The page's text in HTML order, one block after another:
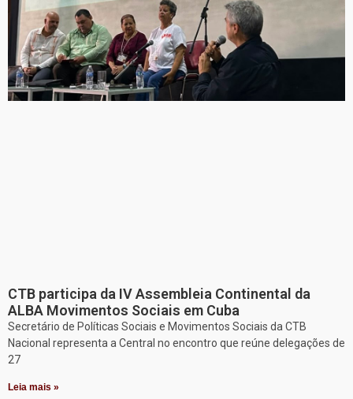
CTB participa da IV Assembleia Continental da
ALBA Movimentos Sociais em Cuba
Secretário de Políticas Sociais e Movimentos Sociais da CTB
Nacional representa a Central no encontro que reúne delegações de
27
Leia mais »